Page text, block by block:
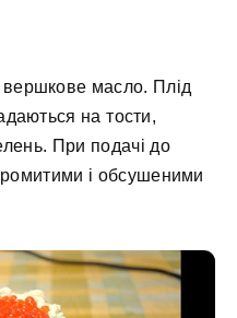
вершкове масло. Плід
на тости,
При подачі до
і обсушеними